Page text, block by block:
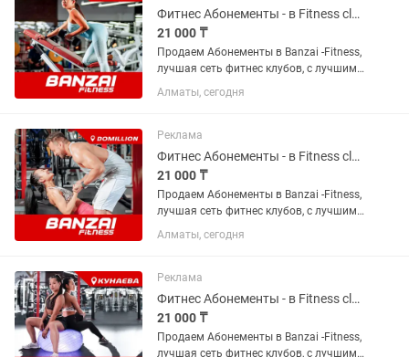
Фитнес Абонементы - в Fitness club Banzai (на Абая). Продаем срочно!
21 000 ₸
Продаем Абонементы в Banzai -Fitness,
лучшая сеть фитнес клубов, с лучшими
в городе инструкторами и самыми
адекватными ценами в городе.
Все подробности по Телефону,...
Алматы, сегодня
Реклама
Фитнес Абонементы - в Fitness club Banzai (в Domillion). Продаем срочно!
21 000 ₸
Продаем Абонементы в Banzai -Fitness,
лучшая сеть фитнес клубов, с лучшими
в городе инструкторами и самыми
адекватными ценами в городе.
Все подробности по телефону,...
Алматы, сегодня
Реклама
Фитнес Абонементы - в Fitness club Banzai (на Кунаева). Продаем срочно!
21 000 ₸
Продаем Абонементы в Banzai -Fitness,
лучшая сеть фитнес клубов, с лучшими